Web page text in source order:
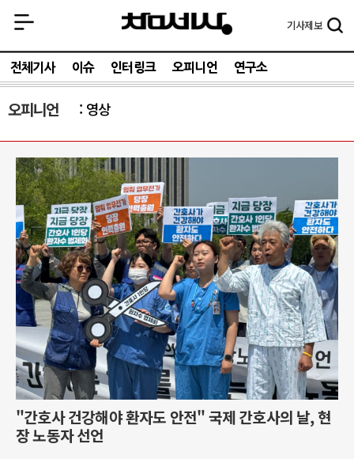
기사제보
전체기사 이슈 인터링크 오피니언 연구소
오피니언 영상
"간호사 건강해야 환자도 안전" 국제 간호사의 날, 현
장 노동자 선언